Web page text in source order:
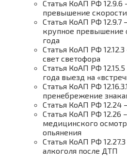
Статья КоАП РФ 12.9.6
превышение
Статья КоАП РФ 12.9.7
крупное превышение
года
Статья КоАП РФ
свет светофора
Статья КоАП РФ
года выезд на
Статья КоАП РФ
пренебрежение
Статья КоАП РФ 12.24
Статья КоАП РФ 12.26
медицинского
опьянения
Статья КоАП РФ
алкоголя после ДТП